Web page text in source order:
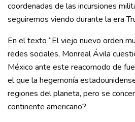
coordenadas de las incursiones
seguiremos viendo durante la era
En el texto “El viejo nuevo orden
redes sociales, Monreal Ávila
México ante este reacomodo de
el que la hegemonía
regiones del planeta, pero se
continente americano?